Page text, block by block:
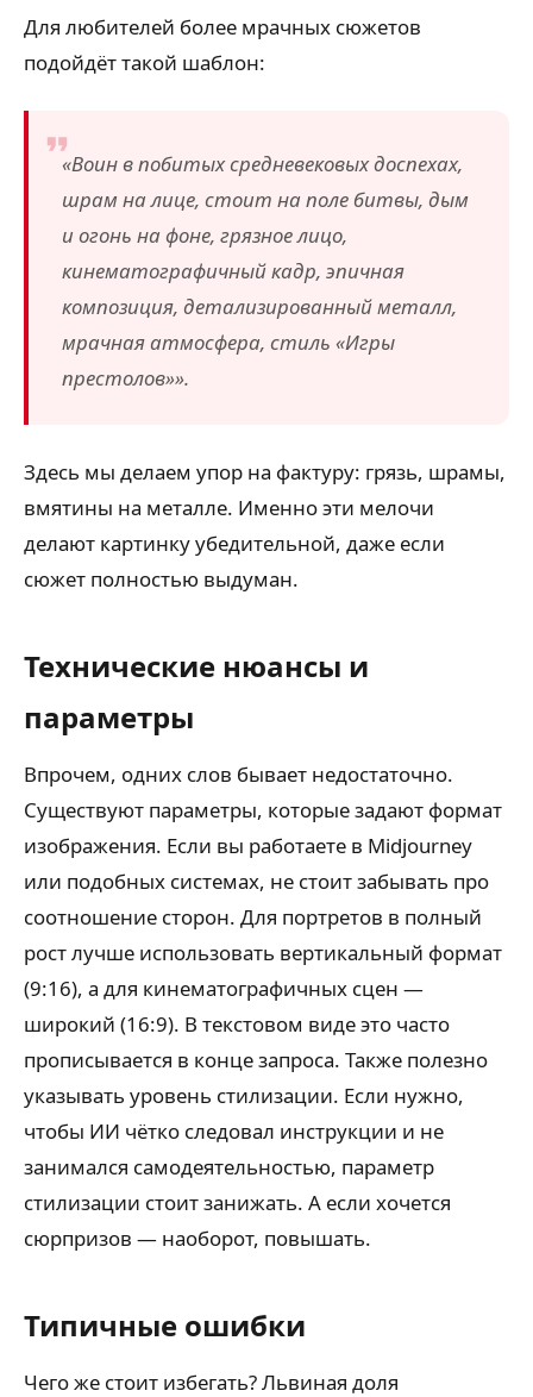
Для любителей более мрачных сюжетов
подойдёт такой шаблон:
«Воин в побитых средневековых доспехах,
шрам на лице, стоит на поле битвы, дым
и огонь на фоне, грязное лицо,
кинематографичный кадр, эпичная
композиция, детализированный металл,
мрачная атмосфера, стиль «Игры
престолов»».
Здесь мы делаем упор на фактуру: грязь, шрамы,
вмятины на металле. Именно эти мелочи
делают картинку убедительной, даже если
сюжет полностью выдуман.
Технические нюансы и
параметры
Впрочем, одних слов бывает недостаточно.
Существуют параметры, которые задают формат
изображения. Если вы работаете в Midjourney
или подобных системах, не стоит забывать про
соотношение сторон. Для портретов в полный
рост лучше использовать вертикальный формат
(9:16), а для кинематографичных сцен —
широкий (16:9). В текстовом виде это часто
прописывается в конце запроса. Также полезно
указывать уровень стилизации. Если нужно,
чтобы ИИ чётко следовал инструкции и не
занимался самодеятельностью, параметр
стилизации стоит занижать. А если хочется
сюрпризов — наоборот, повышать.
Типичные ошибки
Чего же стоит избегать? Львиная доля